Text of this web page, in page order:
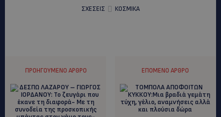
ΣΧΕΣΕΙΣ
ΚΟΣΜΙΚΑ
ΠΡΟΗΓΟΎΜΕΝΟ ΆΡΘΡΟ ΕΠΌΜΕΝΟ ΆΡΘΡΟ